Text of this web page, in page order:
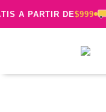
A PARTIR DE$999